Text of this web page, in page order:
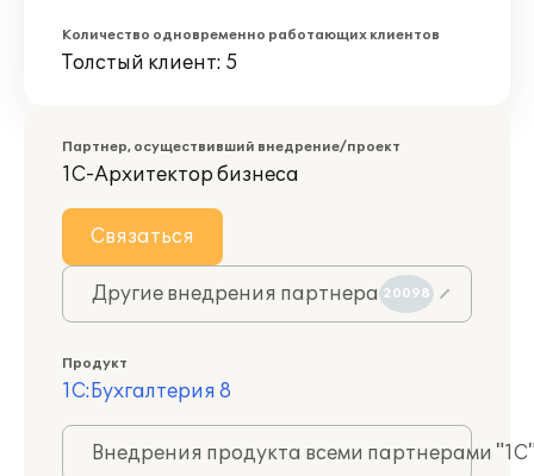
Количество одновременно работающих клиентов
Толстый клиент: 5
Партнер, осуществивший внедрение/проект
1С-Архитектор бизнеса
Связаться
Другие внедрения партнера 20098
Продукт
1С:Бухгалтерия 8
Внедрения продукта всеми партнерами